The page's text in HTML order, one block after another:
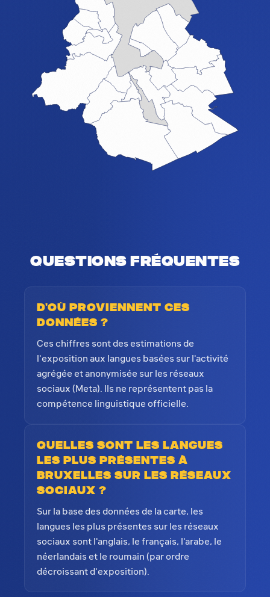
Questions fréquentes
D'où proviennent ces
données ?
Ces chiffres sont des estimations de
l'exposition aux langues basées sur l'activité
agrégée et anonymisée sur les réseaux
sociaux (Meta). Ils ne représentent pas la
compétence linguistique officielle.
Quelles sont les langues
les plus présentes à
Bruxelles sur les réseaux
sociaux ?
Sur la base des données de la carte, les
langues les plus présentes sur les réseaux
sociaux sont l'anglais, le français, l'arabe, le
néerlandais et le roumain (par ordre
décroissant d'exposition).